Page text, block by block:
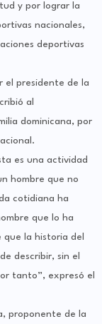
y por lograr la
nacionales,
deportivas
el presidente de la
al
dominicana, por
es una actividad
hombre que no
cotidiana ha
que lo ha
la historia del
describir, sin el
tanto”, expresó el
proponente de la